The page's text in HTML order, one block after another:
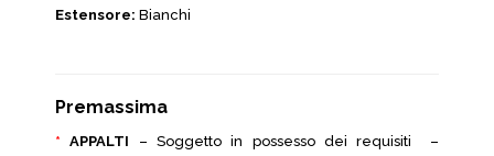
Estensore: Bianchi
Premassima
* APPALTI – Soggetto in possesso dei requisiti –